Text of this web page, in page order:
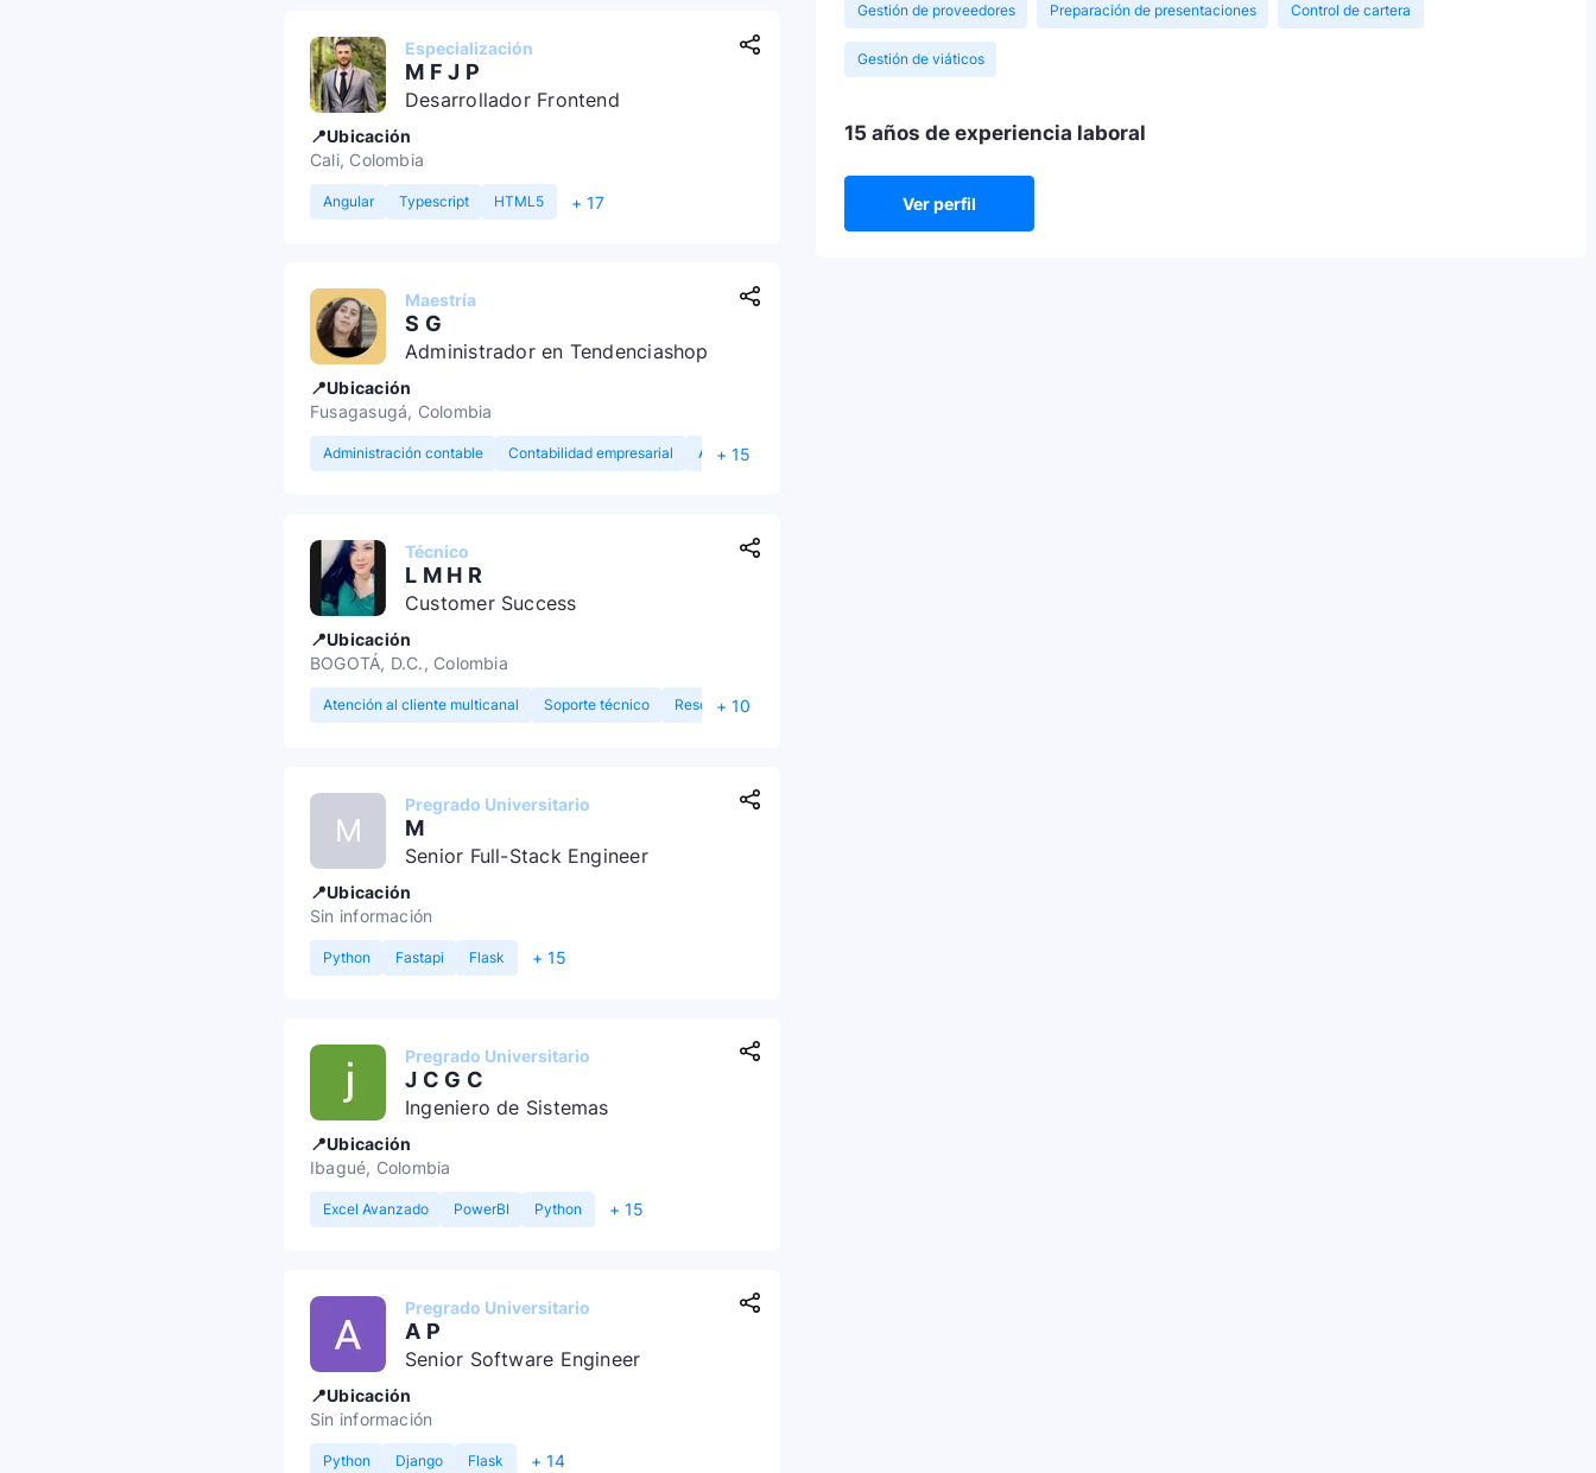
Especialización
M F J P
Desarrollador Frontend
📍Ubicación
Cali, Colombia
Angular Typescript HTML5 + 17
Maestría
S G
Administrador en Tendenciashop
📍Ubicación
Fusagasugá, Colombia
Administración contable Contabilidad empresarial Análisis de riesgos
+ 15
Técnico
L M H R
Customer Success
📍Ubicación
BOGOTÁ, D.C., Colombia
Atención al cliente multicanal Soporte técnico Resolución de problemas
+ 10
M
Pregrado Universitario
M
Senior Full-Stack Engineer
📍Ubicación
Sin información
Python Fastapi Flask + 15
Pregrado Universitario
J C G C
Ingeniero de Sistemas
📍Ubicación
Ibagué, Colombia
Excel Avanzado PowerBI Python + 15
Pregrado Universitario
A P
Senior Software Engineer
📍Ubicación
Sin información
Python Django Flask + 14
Gestión de proveedores Preparación de presentaciones Control de cartera
Gestión de viáticos
15 años de experiencia laboral
Ver perfil